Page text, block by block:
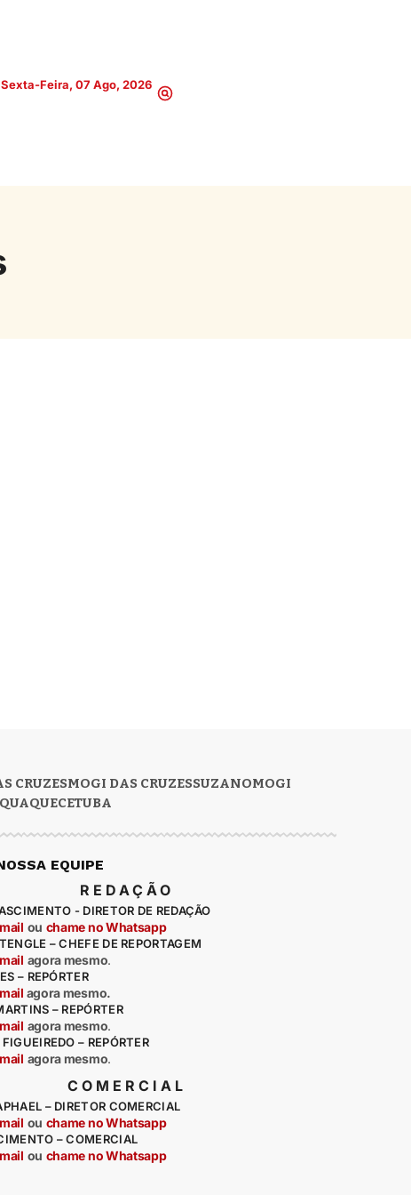
Sexta-Feira, 07 Ago, 2026
CRUZESMOGI DAS CRUZESSUZANOMOGI
EQUIPE
REDAÇÃO
- DIRETOR DE REDAÇÃO
ou chame no Whatsapp
– CHEFE DE REPORTAGEM
agora mesmo.
– REPÓRTER
agora mesmo.
– REPÓRTER
agora mesmo.
– REPÓRTER
agora mesmo.
COMERCIAL
– DIRETOR COMERCIAL
ou chame no Whatsapp
– COMERCIAL
ou chame no Whatsapp